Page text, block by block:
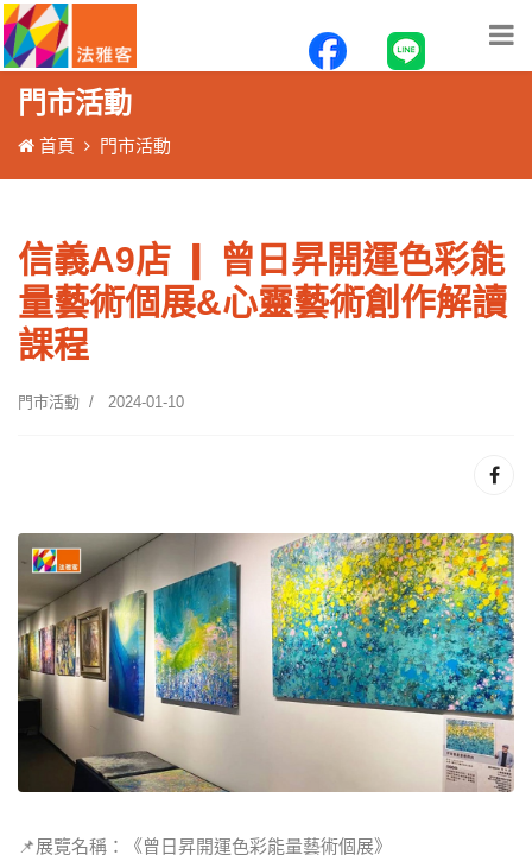
門市活動
首頁 門市活動
信義A9店 ❙ 曾日昇開運色彩能
量藝術個展&心靈藝術創作解讀
課程
門市活動 2024-01-10
📌展覽名稱：《曾日昇開運色彩能量藝術個展》